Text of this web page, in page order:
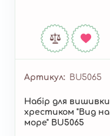
Артикул BU5065
Набір для вишивки
хрестиком "Вид на
море" BU5065